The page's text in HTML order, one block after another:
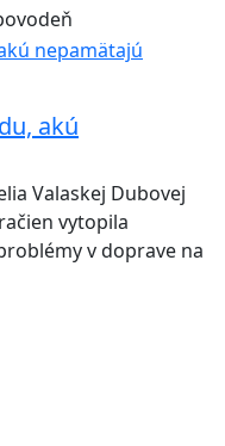
akú
Valaskej Dubovej
vytopila
v doprave na